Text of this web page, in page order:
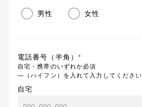
男性 女性
電話番号（半角） *
自宅・携帯のいずれか必須
―（ハイフン）を入れて入力してください
自宅